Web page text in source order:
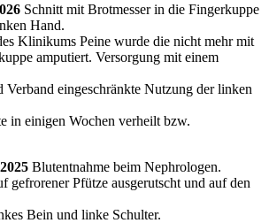
Schnitt mit Brotmesser in die Fingerkuppe
Hand.
Klinikums Peine wurde die nicht mehr mit
amputiert. Versorgung mit einem
Verband eingeschränkte Nutzung der linken
in einigen Wochen verheilt bzw.
Blutentnahme beim Nephrologen.
gefrorener Pfütze ausgerutscht und auf den
Bein und linke Schulter.